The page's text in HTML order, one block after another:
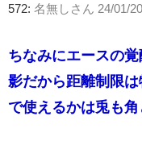
572: 名無しさん 24/01/
ちなみにエースの
影だから距離制限
で使えるかは兎も角